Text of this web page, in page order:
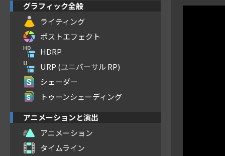
グラフィック全般
ライティング
ポストエフェクト
HDRP
URP (ユニバーサル RP)
シェーダー
トゥーンシェーディング
アニメーションと演出
アニメーション
タイムライン